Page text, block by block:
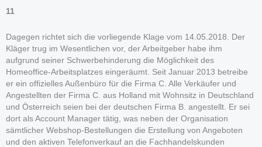
11
Dagegen richtet sich die vorliegende Klage vom 14.05.2018. Der
Kläger trug im Wesentlichen vor, der Arbeitgeber habe ihm
aufgrund seiner Schwerbehinderung die Möglichkeit des
Homeoffice-Arbeitsplatzes eingeräumt. Seit Januar 2013 betreibe
er ein offizielles Außenbüro für die Firma C. Alle Verkäufer und
Angestellten der Firma C. aus Holland mit Wohnsitz in Deutschland
und Österreich seien bei der deutschen Firma B. angestellt. Er sei
dort als Account Manager tätig, was neben der Organisation
sämtlicher Webshop-Bestellungen die Erstellung von Angeboten
und den aktiven Telefonverkauf an die Fachhandelskunden